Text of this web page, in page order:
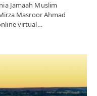
Jamaah Muslim
Masroor Ahmad
virtual…